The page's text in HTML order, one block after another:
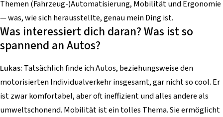
Themen (Fahrzeug-)Automatisierung, Mobilität und Ergonomie
— was, wie sich herausstellte, genau mein Ding ist.
Was interessiert dich daran? Was ist so
spannend an Autos?
Lukas: Tatsächlich finde ich Autos, beziehungsweise den
motorisierten Individualverkehr insgesamt, gar nicht so cool. Er
ist zwar komfortabel, aber oft ineffizient und alles andere als
umweltschonend. Mobilität ist ein tolles Thema. Sie ermöglicht